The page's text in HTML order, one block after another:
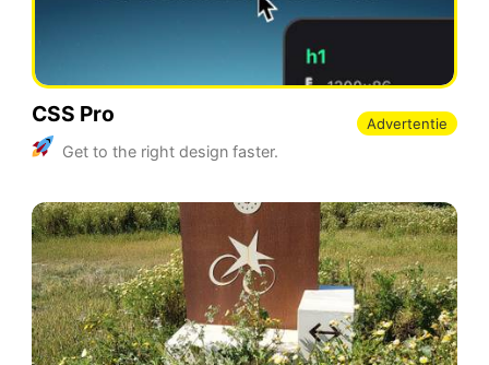
CSS Pro
Get to the right design faster.
Advertentie